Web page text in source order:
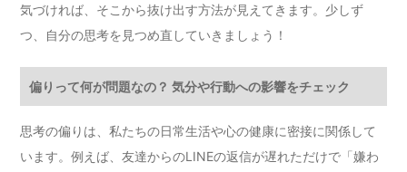
気づければ、そこから抜け出す方法が見えてきます。少しず
つ、自分の思考を見つめ直していきましょう！
偏りって何が問題なの？ 気分や行動への影響をチェック
思考の偏りは、私たちの日常生活や心の健康に密接に関係して
います。例えば、友達からのLINEの返信が遅れただけで「嫌わ